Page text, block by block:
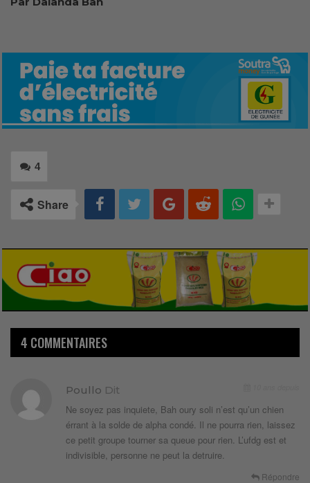
4
Share
4 COMMENTAIRES
Poullo Dit
Ne soyez pas inquiete, Bah oury soli n’est qu’un chien
érrant à la solde de alpha condé. Il ne pourra rien, laissez
ce petit groupe tourner sa queue pour rien. L’ufdg est et
indivisible, personne ne peut la detruire.
Répondre